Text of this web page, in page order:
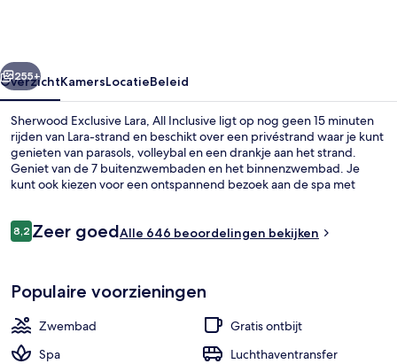
Volgende
255+
OverzichtKamersLocatieBeleid
Sherwood Exclusive Lara, All Inclusive ligt op nog geen 15 minuten
rijden van Lara-strand en beschikt over een privéstrand waar je kunt
genieten van parasols, volleybal en een drankje aan het strand.
Geniet van de 7 buitenzwembaden en het binnenzwembad. Je
kunt ook kiezen voor een ontspannend bezoek aan de spa met
zwembadbars kun je genieten van een verkoelend drankje. Deze
Beoordelingen
8,28,2 op 10 –
Zeer goedAlle 646 beoordelingen bekijken
Populaire voorzieningen
Zwembad
Gratis ontbijt
Spa
Luchthaventransfer